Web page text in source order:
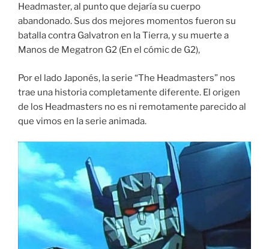
Headmaster, al punto que dejaría su cuerpo
abandonado. Sus dos mejores momentos fueron su
batalla contra Galvatron en la Tierra, y su muerte a
Manos de Megatron G2 (En el cómic de G2),
Por el lado Japonés, la serie “The Headmasters” nos
trae una historia completamente diferente. El origen
de los Headmasters no es ni remotamente parecido al
que vimos en la serie animada.